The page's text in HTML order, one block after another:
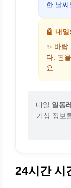
한 날씨
🤖 내
✨ 바람
다. 핀
요.
내일 일동
기상 정보
24시간 시